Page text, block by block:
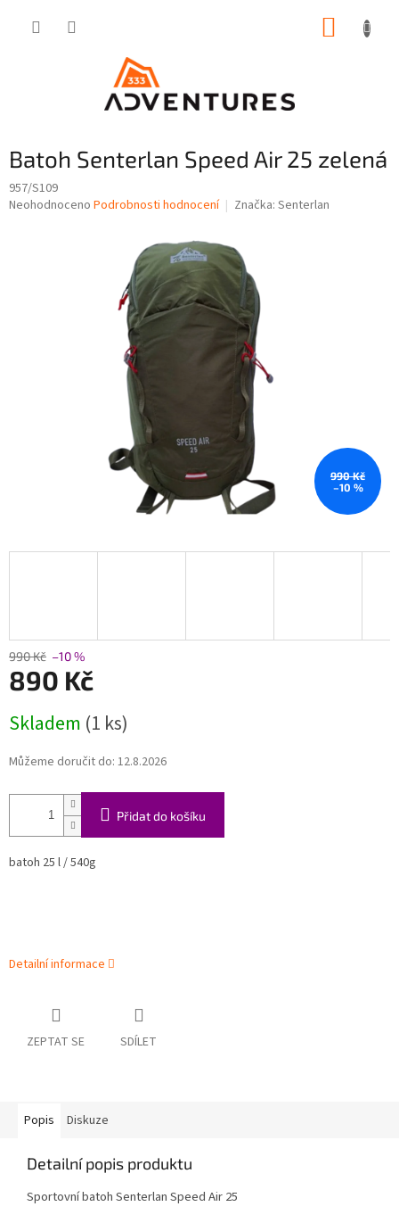
Batoh Senterlan Speed Air 25 zelená
957/S109
Průměrné
Neohodnoceno Podrobnosti hodnocení Značka: Senterlan
990 Kč
–10 %
990 Kč –10 %
890 Kč
cena:
Skladem (1 ks)
Můžeme doručit do: 12.8.2026
Přidat do košíku
batoh 25 l / 540g
Detailní informace
ZEPTAT SE SDÍLET
Popis Diskuze
Detailní popis produktu
Sportovní batoh Senterlan Speed Air 25